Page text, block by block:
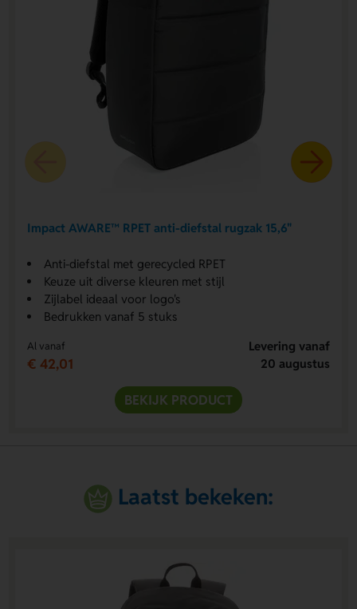
Impact AWARE™ RPET anti-diefstal rugzak 15,6"
Anti-diefstal met gerecycled RPET
Keuze uit diverse kleuren met stijl
Zijlabel ideaal voor logo's
Bedrukken vanaf 5 stuks
Al vanaf
€ 42,01
Levering vanaf
20 augustus
BEKIJK PRODUCT
Laatst bekeken: